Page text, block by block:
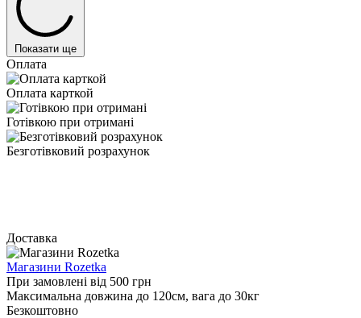
Показати ще
Оплата
Оплата карткой
Готівкою при отримані
Безготівковий розрахунок
Доставка
Магазини Rozetka
При замовлені від 500 грн
Максимальна довжина до 120см, вага до 30кг
Безкоштовно